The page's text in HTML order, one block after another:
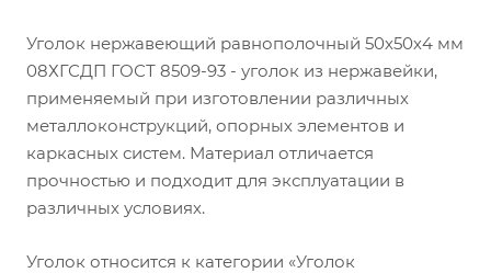
Уголок нержавеющий равнополочный 50х50х4 мм
08ХГСДП ГОСТ 8509-93 - уголок из нержавейки,
применяемый при изготовлении различных
металлоконструкций, опорных элементов и
каркасных систем. Материал отличается
прочностью и подходит для эксплуатации в
различных условиях.
Уголок относится к категории «Уголок